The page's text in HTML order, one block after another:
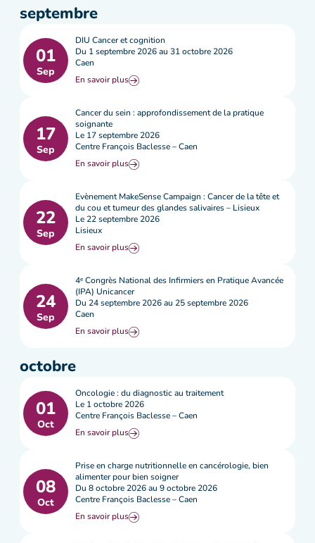
septembre
01
Sep
DIU Cancer et cognition
Du 1 septembre 2026 au 31 octobre 2026
Caen
En savoir plus
17
Sep
Cancer du sein : approfondissement de la pratique
soignante
Le 17 septembre 2026
Centre François Baclesse – Caen
En savoir plus
22
Sep
Evènement MakeSense Campaign : Cancer de la tête et
du cou et tumeur des glandes salivaires – Lisieux
Le 22 septembre 2026
Lisieux
En savoir plus
24
Sep
4ᵉ Congrès National des Infirmiers en Pratique Avancée
(IPA) Unicancer
Du 24 septembre 2026 au 25 septembre 2026
Caen
En savoir plus
octobre
01
Oct
Oncologie : du diagnostic au traitement
Le 1 octobre 2026
Centre François Baclesse – Caen
En savoir plus
08
Oct
Prise en charge nutritionnelle en cancérologie, bien
alimenter pour bien soigner
Du 8 octobre 2026 au 9 octobre 2026
Centre François Baclesse – Caen
En savoir plus